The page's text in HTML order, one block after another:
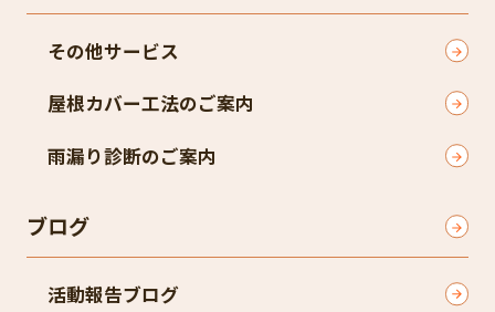
その他サービス
屋根カバー工法のご案内
雨漏り診断のご案内
ブログ
活動報告ブログ